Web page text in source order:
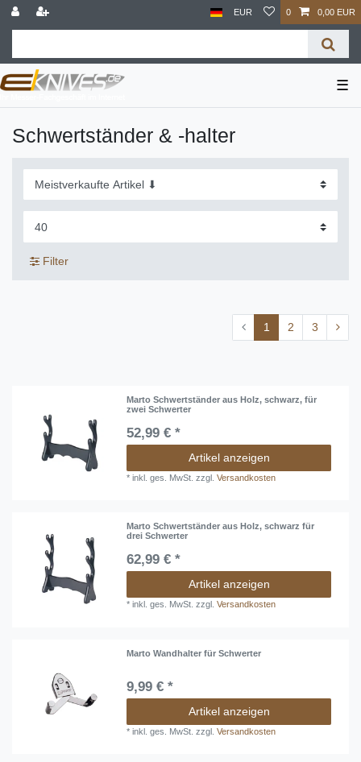
EUR 0 0,00 EUR
☰
Schwertständer & -halter
Filter
1 2 3
Marto Schwertständer aus Holz, schwarz, für
zwei Schwerter
52,99 € *
Artikel anzeigen
*inkl. ges. MwSt. zzgl.Versandkosten
Marto Schwertständer aus Holz, schwarz für
drei Schwerter
62,99 € *
Artikel anzeigen
*inkl. ges. MwSt. zzgl.Versandkosten
Marto Wandhalter für Schwerter
9,99 € *
Artikel anzeigen
*inkl. ges. MwSt. zzgl.Versandkosten